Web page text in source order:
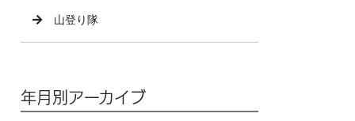
山登り隊
年月別アーカイブ